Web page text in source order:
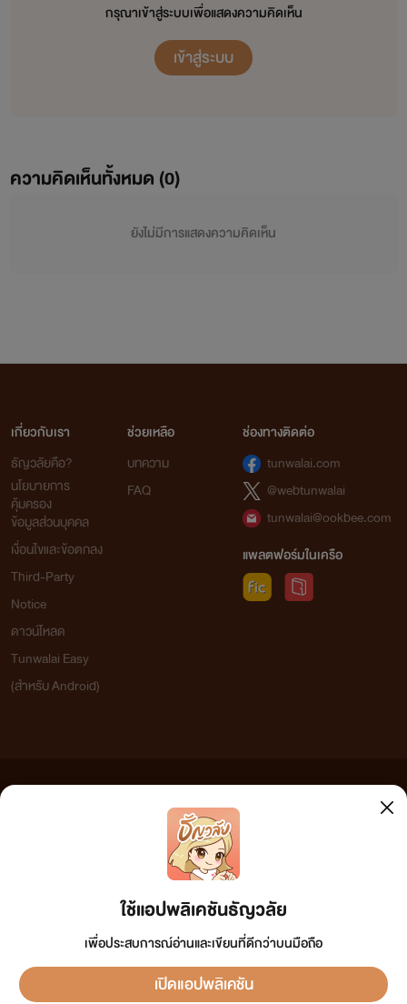
กรุณาเข้าสู่ระบบเพื่อแสดงความคิดเห็น
เข้าสู่ระบบ
ความคิดเห็นทั้งหมด (0)
ยังไม่มีการแสดงความคิดเห็น
ใช้แอปพลิเคชันธัญวลัย
เพื่อประสบการณ์อ่านและเขียนที่ดีกว่าบนมือถือ
เปิดแอปพลิเคชัน
เกี่ยวกับเรา
ธัญวลัยคือ?
นโยบายการ
คุ้มครอง
ข้อมูลส่วนบุคคล
เงื่อนไขและข้อตกลง
Third-Party
Notice
ดาวน์โหลด
Tunwalai Easy
(สำหรับ Android)
ช่วยเหลือ
บทความ
FAQ
ช่องทางติดต่อ
tunwalai.com
@webtunwalai
tunwalai@ookbee.com
แพลตฟอร์มในเครือ
เว็บไซต์แห่งนี้ไม่ได้เห็นด้วยและไม่ขอรับผิดชอบต่อข้อความใดๆ ทั้งสิ้น ดังนั้นผู้อ่านทุกท่านโปรดใช้
วิจารณญาณในการกลั่นกรองด้วยตนเอง และหากท่านพบข้อความใดๆ ที่ขัดต่อกฎหมายและศีลธรรม
กรุณาแจ้งมาที่ tunwalai@ookbee.com เพื่อทีมงานจะได้ดำเนินการในทันที ทั้งนี้ ทางเว็บไซต์ขอสงวน
ลิขสิทธิ์ตามพระราชบัญญัติลิขสิทธิ์ (ฉบับเพิ่มเติม) พ.ศ.2558